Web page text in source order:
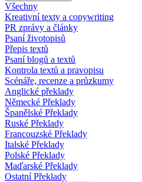
Všechny
Kreativní texty a copywriting
PR zprávy a články
Psaní životopisů
Přepis textů
Psaní blogů a textů
Kontrola textů a pravopisu
Scénáře, recenze a průzkumy
Anglické překlady
Německé Překlady
Španělské Překlady
Ruské Překlady
Francouzské Překlady
Italské Překlady
Polské Překlady
Maďarské Překlady
Ostatní Překlady